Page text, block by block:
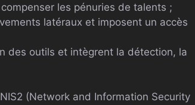
les pénuries de talents ;
latéraux et imposent un accès
des outils et intègrent la détection, la
(Network and Information Security